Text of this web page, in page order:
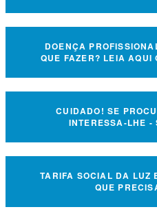
DOENÇA
QUE FAZER? LEIA AQUI
CUIDADO! SE
INTERESSA-LHE
TARIFA SOCIAL DA LUZ
QUE